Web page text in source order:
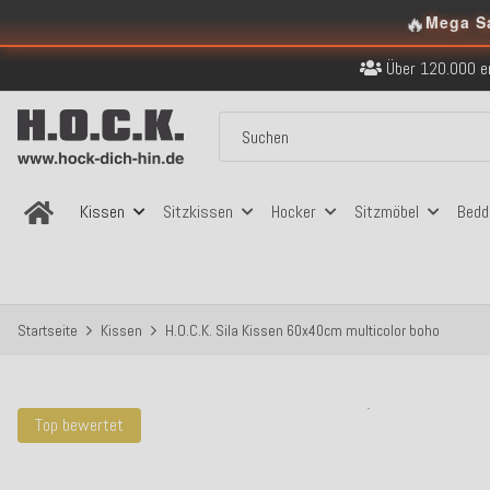
🔥Mega
Kostenloser Versand
Über 120.000
Sicher
Kostenloser Versand
Kissen Sitzkissen Hocker Sitzmöbel
Startseite Kissen H.O.C.K. Sila Kissen 60x40cm multicolor boho
Top bewertet